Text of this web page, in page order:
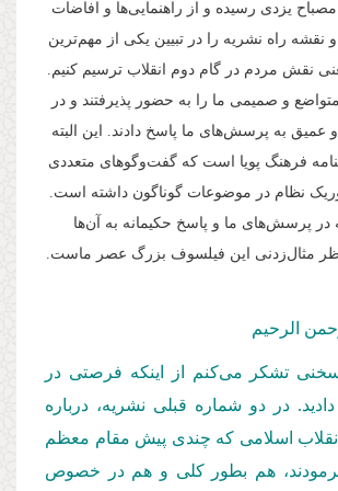
یزدی رسیده و از راهنمایی‌ها و افاضات
و نقشه راه نشریه را در تبیین یکی از مهم‌ترین
نقش مردم در گام دوم انقلاب ترسیم کنیم.
و صمیمی ما را به حضور پذیرفتند و در
عمیق به پرسش‌های ما پاسخ دادند. این البته
فرهنگ پویا است که گفت‌وگوهای متعددی
نظام در موضوعات گوناگون داشته است.
در پرسش‌های ما و پاسخ حکیمانه به آن‌ها
مثال‌زدنی این فیلسوف بزرگ عصر ماست.
الرحیم
تشکر می‌کنم از اینکه فرصتی در
دادید. در دو شماره قبلی نشریه، درباره
انقلاب اسلامی که چندی پیش مقام معظم
هم بطور کلی و هم در خصوص